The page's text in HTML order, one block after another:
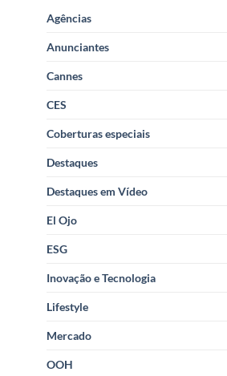
Agências
Anunciantes
Cannes
CES
Coberturas especiais
Destaques
Destaques em Vídeo
El Ojo
ESG
Inovação e Tecnologia
Lifestyle
Mercado
OOH